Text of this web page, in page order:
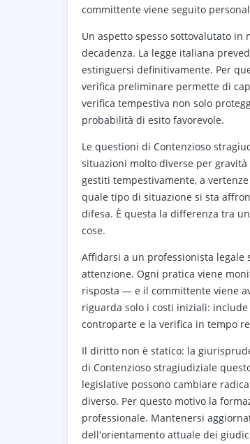
committente viene seguito
Un aspetto spesso sottovalutato
decadenza. La legge italiana
estinguersi definitivamente. Per
verifica preliminare permette di
verifica tempestiva non solo
probabilità di esito favorevole.
Le questioni di Contenzioso
situazioni molto diverse per
gestiti tempestivamente, a
quale tipo di situazione si sta
difesa. È questa la differenza tra
cose.
Affidarsi a un professionista legale
attenzione. Ogni pratica viene
risposta — e il committente viene
riguarda solo i costi iniziali:
controparte e la verifica in tempo
Il diritto non è statico: la
di Contenzioso stragiudiziale
legislative possono cambiare
diverso. Per questo motivo la
professionale. Mantenersi
dell'orientamento attuale dei